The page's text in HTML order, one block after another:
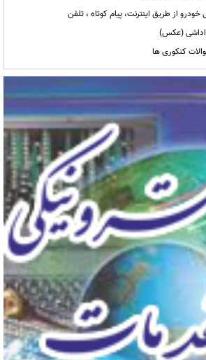
خودرو از طریق اینترنت، پیام کوتاه ، تلفن
(عکس)
کنکوری ها